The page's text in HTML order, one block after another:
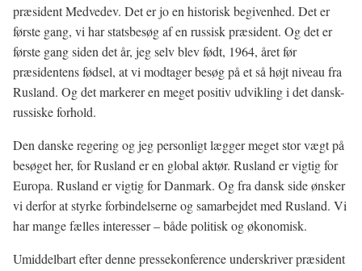
præsident Medvedev. Det er jo en historisk begivenhed. Det er
første gang, vi har statsbesøg af en russisk præsident. Og det er
første gang siden det år, jeg selv blev født, 1964, året før
præsidentens fødsel, at vi modtager besøg på et så højt niveau fra
Rusland. Og det markerer en meget positiv udvikling i det dansk-
russiske forhold.
Den danske regering og jeg personligt lægger meget stor vægt på
besøget her, for Rusland er en global aktør. Rusland er vigtig for
Europa. Rusland er vigtig for Danmark. Og fra dansk side ønsker
vi derfor at styrke forbindelserne og samarbejdet med Rusland. Vi
har mange fælles interesser – både politisk og økonomisk.
Umiddelbart efter denne pressekonference underskriver præsident